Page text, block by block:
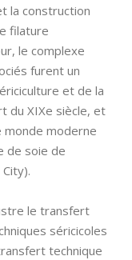
la construction
filature
le complexe
furent un
et de la
du XIXe siècle, et
monde moderne
de soie de
le transfert
séricicoles
technique